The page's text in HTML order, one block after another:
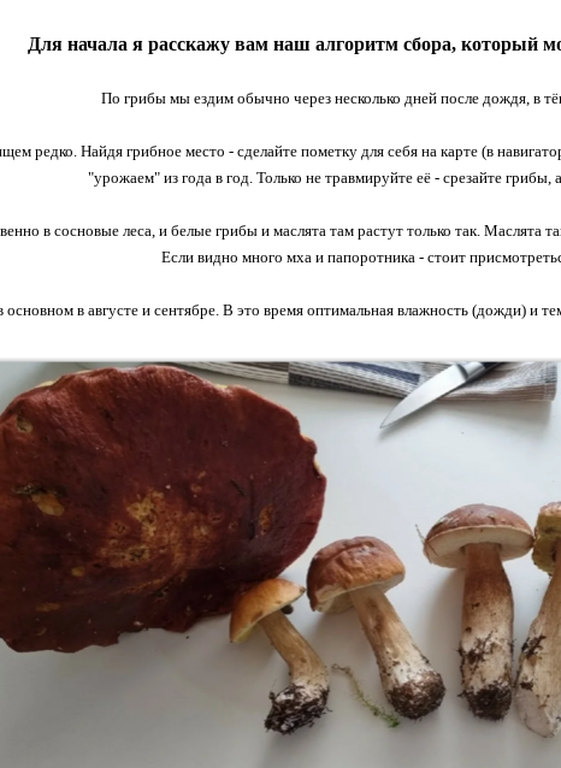
Для начала я расскажу вам наш алгоритм сбора, который
По грибы мы ездим обычно через несколько дней после дождя, в
редко. Найдя грибное место - сделайте пометку для себя на карте (в
"урожаем" из года в год. Только не травмируйте её - срезайте грибы,
в сосновые леса, и белые грибы и маслята там растут только так. Маслята
Если видно много мха и папоротника - стоит
в августе и сентябре. В это время оптимальная влажность (дожди) и